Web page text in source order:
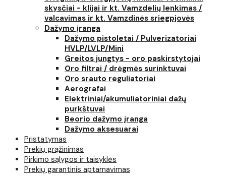
skysčiai - klijai ir kt. Vamzdelių lenkimas /
valcavimas ir kt. Vamzdinės sriegpjovės
Dažymo įranga
Dažymo pistoletai / Pulverizatoriai
HVLP/LVLP/Mini
Greitos jungtys - oro paskirstytojai
Oro filtrai / drėgmės surinktuvai
Oro srauto reguliatoriai
Aerografai
Elektriniai/akumuliatoriniai dažų
purkštuvai
Beorio dažymo įranga
Dažymo aksesuarai
Pristatymas
Prekių grąžinimas
Pirkimo sąlygos ir taisyklės
Prekių garantinis aptarnavimas